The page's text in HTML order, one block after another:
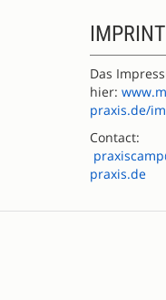
IMPRINT
Das
hier:
praxis.de/
Contact:
praxis.de